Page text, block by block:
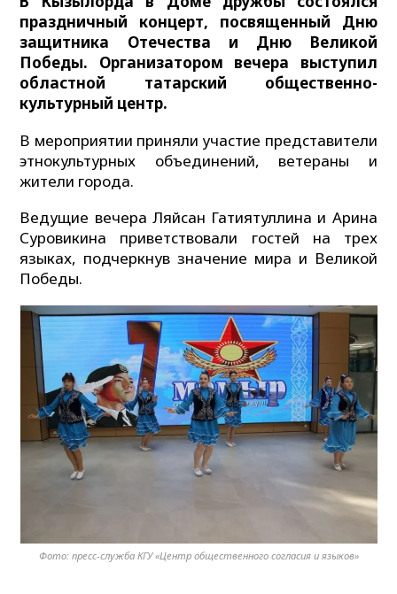
праздничный концерт, посвященный Дню
защитника Отечества и Дню Великой
Победы. Организатором вечера выступил
областной татарский общественно-
культурный центр.
В мероприятии приняли участие представители
этнокультурных объединений, ветераны и
жители города.
Ведущие вечера Ляйсан Гатиятуллина и Арина
Суровикина приветствовали гостей на трех
языках, подчеркнув значение мира и Великой
Победы.
Фото: пресс-служба КГУ «Центр общественного согласия и языков»